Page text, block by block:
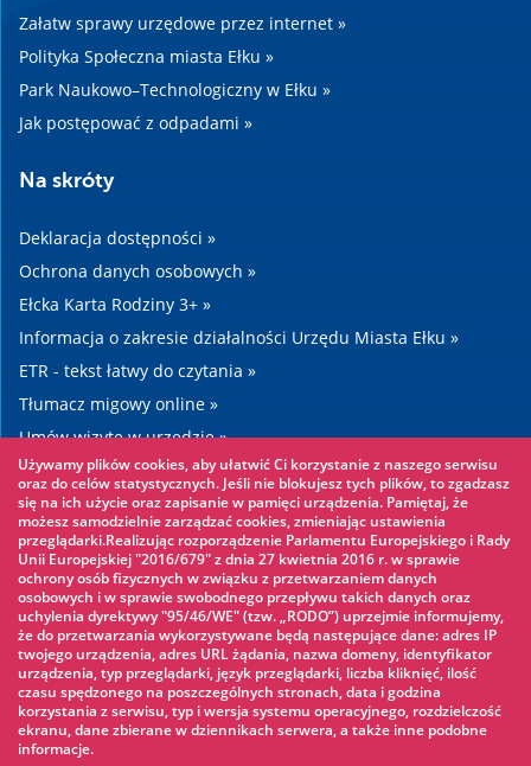
Załatw sprawy urzędowe przez internet »
Polityka Społeczna miasta Ełku »
Park Naukowo–Technologiczny w Ełku »
Jak postępować z odpadami »
Na skróty
Deklaracja dostępności »
Ochrona danych osobowych »
Ełcka Karta Rodziny 3+ »
Informacja o zakresie działalności Urzędu Miasta Ełku »
ETR - tekst łatwy do czytania »
Tłumacz migowy online »
Umów wizytę w urzędzie »
Drogi »
Warto zobaczyć
Park linowy »
Park Wodny »
Lodowisko »
KINOECK »
Muzeum »
Używamy plików cookies, aby ułatwić Ci korzystanie z naszego serwisu
oraz do celów statystycznych. Jeśli nie blokujesz tych plików, to zgadzasz
się na ich użycie oraz zapisanie w pamięci urządzenia. Pamiętaj, że
możesz samodzielnie zarządzać cookies, zmieniając ustawienia
przeglądarki.Realizując rozporządzenie Parlamentu Europejskiego i Rady
Unii Europejskiej "2016/679" z dnia 27 kwietnia 2016 r. w sprawie
ochrony osób fizycznych w związku z przetwarzaniem danych
osobowych i w sprawie swobodnego przepływu takich danych oraz
uchylenia dyrektywy "95/46/WE" (tzw. „RODO”) uprzejmie informujemy,
że do przetwarzania wykorzystywane będą następujące dane: adres IP
twojego urządzenia, adres URL żądania, nazwa domeny, identyfikator
urządzenia, typ przeglądarki, język przeglądarki, liczba kliknięć, ilość
czasu spędzonego na poszczególnych stronach, data i godzina
korzystania z serwisu, typ i wersja systemu operacyjnego, rozdzielczość
ekranu, dane zbierane w dziennikach serwera, a także inne podobne
informacje.